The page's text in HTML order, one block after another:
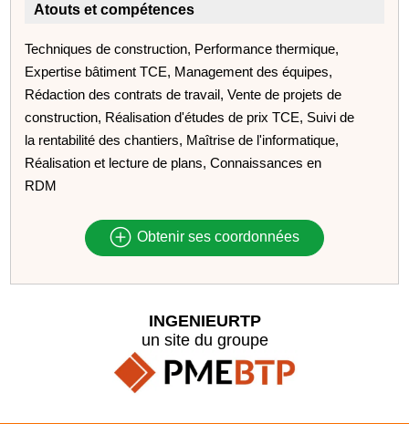
Atouts et compétences
Techniques de construction, Performance thermique,
Expertise bâtiment TCE, Management des équipes,
Rédaction des contrats de travail, Vente de projets de
construction, Réalisation d'études de prix TCE, Suivi de
la rentabilité des chantiers, Maîtrise de l'informatique,
Réalisation et lecture de plans, Connaissances en
RDM
Obtenir ses coordonnées
INGENIEURTP
un site du groupe